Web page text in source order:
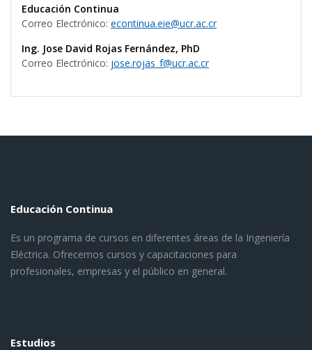
Educación Continua
Correo Electrónico: econtinua.eie@ucr.ac.cr
Ing. Jose David Rojas Fernández, PhD
Correo Electrónico: jose.rojas_f@ucr.ac.cr
Educación Continua
Es un programa de cursos en diferentes áreas de la Ingeniería
Eléctrica. Ofrecemos cursos y capacitaciones para
profesionales, empresas y el público en general.
Estudios